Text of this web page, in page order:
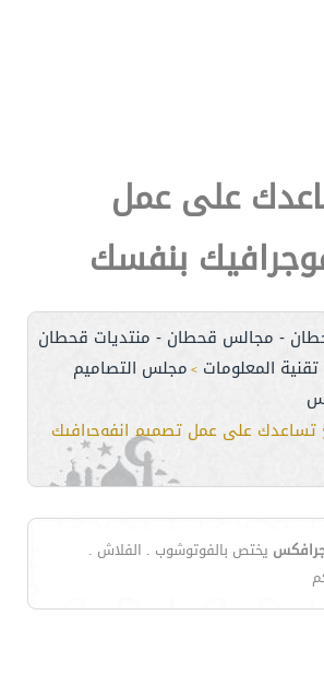
على عمل
بنفسك
- مجالس قحطان - منتديات قحطان
المعلومات > مجلس التصاميم
تساعدك على عمل تصميم إنفوجرافيك
يختص بالفوتوشوب . الفلاش .